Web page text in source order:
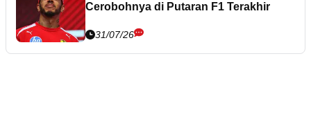
Cerobohnya di Putaran F1 Terakhir
31/07/26